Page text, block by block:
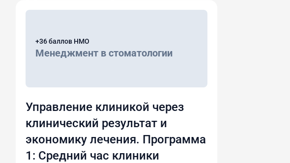
+36 баллов НМО
Менеджмент в стоматологии
Управление клиникой через
клинический результат и
экономику лечения. Программа
1: Средний час клиники